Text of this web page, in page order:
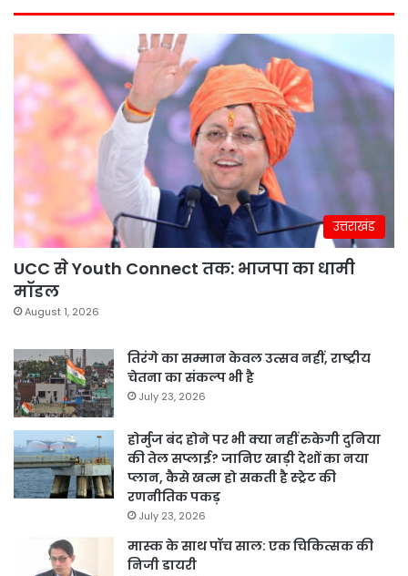
उत्तराखंड
UCC से Youth Connect तक: भाजपा का धामी
मॉडल
August 1, 2026
तिरंगे का सम्मान केवल उत्सव नहीं, राष्ट्रीय
चेतना का संकल्प भी है
July 23, 2026
होर्मुज बंद होने पर भी क्या नहीं रुकेगी दुनिया
की तेल सप्लाई? जानिए खाड़ी देशों का नया
प्लान, कैसे खत्म हो सकती है स्ट्रेट की
रणनीतिक पकड़
July 23, 2026
मास्क के साथ पॉच साल: एक चिकित्सक की
निजी डायरी